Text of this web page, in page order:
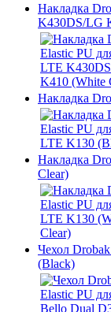
Накладка
K430DS/LG
Накладка
Накладка
Clear)
Чехол
(Black)